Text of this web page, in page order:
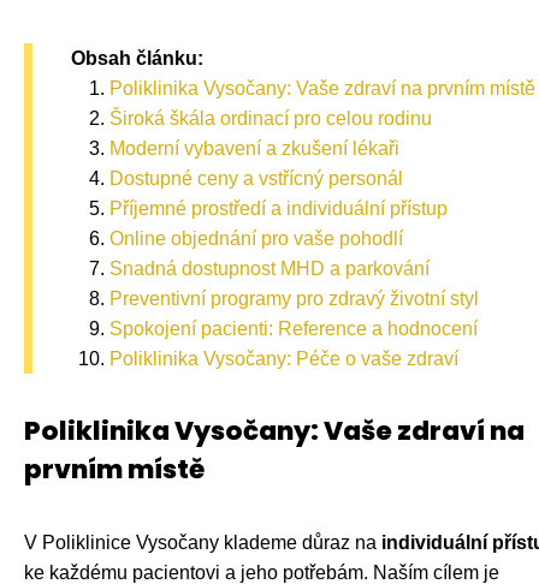
Obsah článku:
Poliklinika Vysočany: Vaše zdraví na prvním místě
Široká škála ordinací pro celou rodinu
Moderní vybavení a zkušení lékaři
Dostupné ceny a vstřícný personál
Příjemné prostředí a individuální přístup
Online objednání pro vaše pohodlí
Snadná dostupnost MHD a parkování
Preventivní programy pro zdravý životní styl
Spokojení pacienti: Reference a hodnocení
Poliklinika Vysočany: Péče o vaše zdraví
Poliklinika Vysočany: Vaše zdraví na
prvním místě
V Poliklinice Vysočany klademe důraz na individuální
ke každému pacientovi a jeho potřebám. Naším cílem je